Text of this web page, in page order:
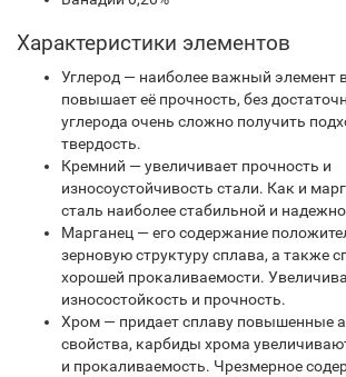
Характеристики элементов
Углерод — наиболее важный элемент
повышает её прочность, без
углерода очень сложно получить
твердость.
Кремний — увеличивает прочность и
износоустойчивость стали. Как и
сталь наиболее стабильной и
Марганец — его содержание
зерновую структуру сплава, а также
хорошей прокаливаемости.
износостойкость и прочность.
Хром — придает сплаву повышенные
свойства, карбиды хрома
и прокаливаемость. Чрезмерное